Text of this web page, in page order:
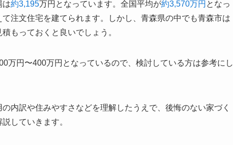
は約3,195万円となっています。全国平均が約3,570万円 となっ
注文住宅を建てられます。しかし、青森県の中でも青森市は
もっておくと良いでしょう。
万円〜400万円となっているので、検討している方は参考にし
内訳や住みやすさなどを理解したうえで、後悔のない家づく
していきます。